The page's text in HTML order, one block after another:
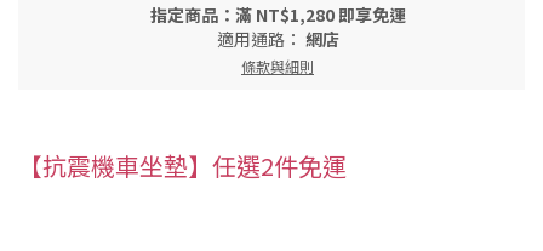
指定商品：滿 NT$1,280 即享免運
適用通路： 網店
條款與細則
【抗震機車坐墊】任選2件免運